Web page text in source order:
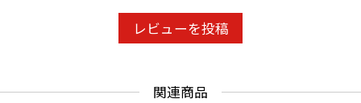
レビューを投稿
関連商品